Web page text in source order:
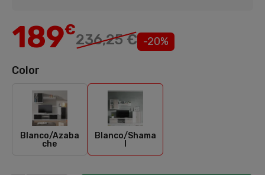
189€
236,25 € -20%
Color
Blanco/Azaba
che
Blanco/Azabache
Blanco/Shama